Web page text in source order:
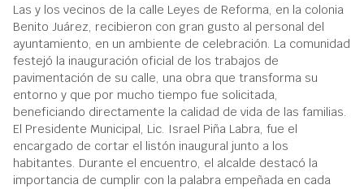
Las y los vecinos de la calle Leyes de Reforma, en la colonia
Benito Juárez, recibieron con gran gusto al personal del
ayuntamiento, en un ambiente de celebración. La comunidad
festejó la inauguración oficial de los trabajos de
pavimentación de su calle, una obra que transforma su
entorno y que por mucho tiempo fue solicitada,
beneficiando directamente la calidad de vida de las familias.
El Presidente Municipal, Lic. Israel Piña Labra, fue el
encargado de cortar el listón inaugural junto a los
habitantes. Durante el encuentro, el alcalde destacó la
importancia de cumplir con la palabra empeñada en cada